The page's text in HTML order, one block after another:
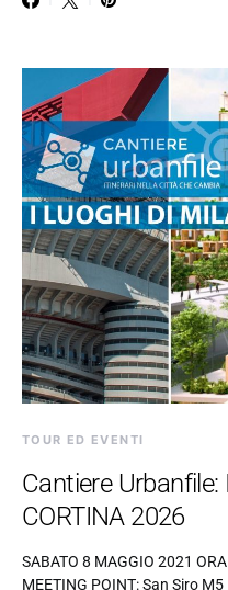
TOUR ED EVENTI
Cantiere Urbanfile:
CORTINA 2026
SABATO 8 MAGGIO 2021
MEETING POINT: San Siro M5